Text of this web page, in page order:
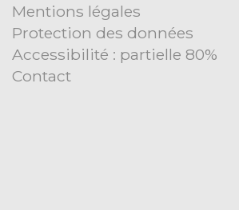
Mentions légales
Protection des données
Accessibilité : partielle 80%
Contact